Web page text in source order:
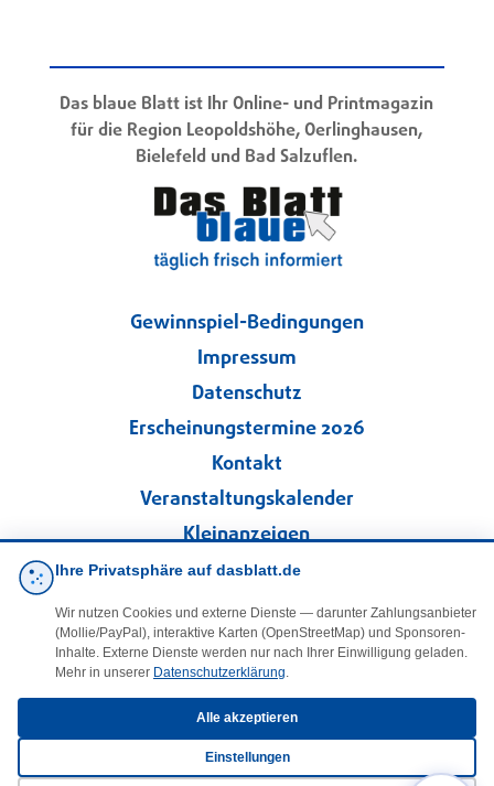
Das blaue Blatt ist Ihr Online- und Printmagazin
für die Region Leopoldshöhe, Oerlinghausen,
Bielefeld und Bad Salzuflen.
Gewinnspiel-Bedingungen
Impressum
Datenschutz
Erscheinungstermine 2026
Kontakt
Veranstaltungskalender
Kleinanzeigen
Folgen Sie uns!
facebook
E-Mail
Ihre Privatsphäre auf dasblatt.de
Wir nutzen Cookies und externe Dienste — darunter Zahlungsanbieter
(Mollie/PayPal), interaktive Karten (OpenStreetMap) und Sponsoren-
Inhalte. Externe Dienste werden nur nach Ihrer Einwilligung geladen.
Mehr in unserer Datenschutzerklärung.
Alle akzeptieren
Einstellungen